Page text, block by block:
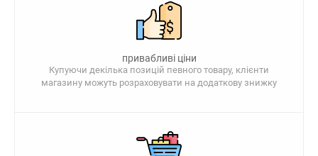
привабливі ціни
Купуючи декілька позицій певного товару, клієнти
магазину можуть розраховувати на додаткову знижку